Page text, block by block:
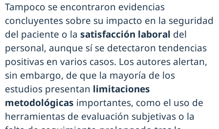
Tampoco se encontraron evidencias
concluyentes sobre su impacto en la seguridad
del paciente o la satisfacción laboral del
personal, aunque sí se detectaron tendencias
positivas en varios casos. Los autores alertan,
sin embargo, de que la mayoría de los
estudios presentan limitaciones
metodológicas importantes, como el uso de
herramientas de evaluación subjetivas o la